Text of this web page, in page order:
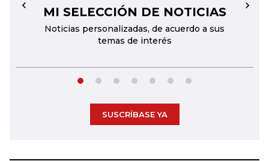
MI SELECCIÓN DE NOTICIAS
Noticias personalizadas, de acuerdo a sus
temas de interés
← →
SUSCRÍBASE YA